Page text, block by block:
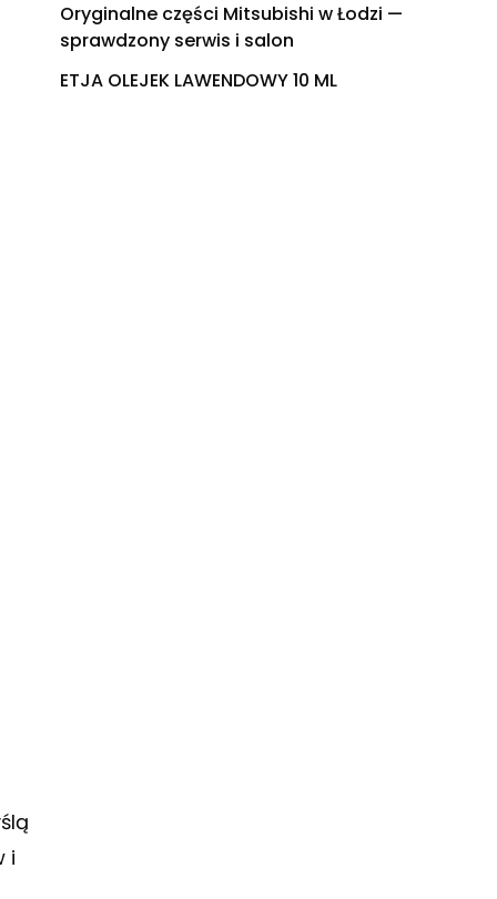
i
Oryginalne części Mitsubishi w Łodzi —
sprawdzony serwis i salon
ETJA OLEJEK LAWENDOWY 10 ML